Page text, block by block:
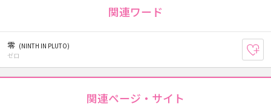
関連ワード
零 (NINTH IN PLUTO)
ゼロ
関連ページ・サイト